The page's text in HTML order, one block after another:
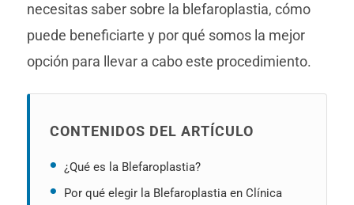
necesitas saber sobre la blefaroplastia, cómo
puede beneficiarte y por qué somos la mejor
opción para llevar a cabo este procedimiento.
CONTENIDOS DEL ARTÍCULO
¿Qué es la Blefaroplastia?
Por qué elegir la Blefaroplastia en Clínica